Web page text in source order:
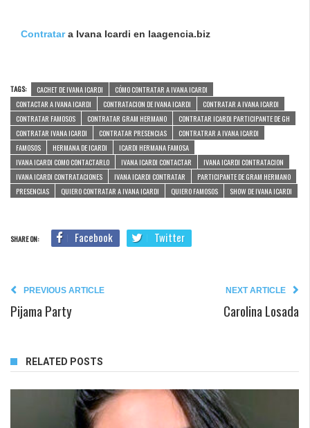
Contratara Ivana Icardi en laagencia.biz
TAGS: CACHET DE IVANA ICARDI
CÓMO CONTRATAR A IVANA ICARDI
CONTACTAR A IVANA ICARDI
CONTRATACION DE IVANA ICARDI
CONTRATAR A IVANA ICARDI
CONTRATAR FAMOSOS
CONTRATAR GRAM HERMANO
CONTRATAR ICARDI PARTICIPANTE DE GH
CONTRATAR IVANA ICARDI
CONTRATAR PRESENCIAS
CONTRATRAR A IVANA ICARDI
FAMOSOS
HERMANA DE ICARDI
ICARDI HERMANA FAMOSA
IVANA ICARDI COMO CONTACTARLO
IVANA ICARDI CONTACTAR
IVANA ICARDI CONTRATACION
IVANA ICARDI CONTRATACIONES
IVANA ICARDI CONTRATAR
PARTICIPANTE DE GRAM HERMANO
PRESENCIAS
QUIERO CONTRATAR A IVANA ICARDI QUIERO FAMOSOS SHOW DE IVANA ICARDI
SHARE ON: Facebook Twitter
PREVIOUS ARTICLE
Pijama Party
NEXT ARTICLE
Carolina Losada
RELATED POSTS